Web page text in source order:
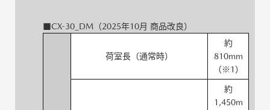
■CX-30_DM（2025年10月 商品改良）
荷室長（通常時）
約
810mm
（※1）
約
1,450m